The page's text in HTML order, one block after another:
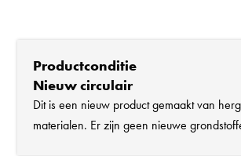
Productconditie
Nieuw circulair
Dit is een nieuw product gemaakt van
materialen. Er zijn geen nieuwe